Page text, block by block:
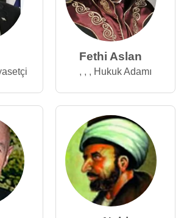
Fethi Aslan
, , , Hukuk Adamı